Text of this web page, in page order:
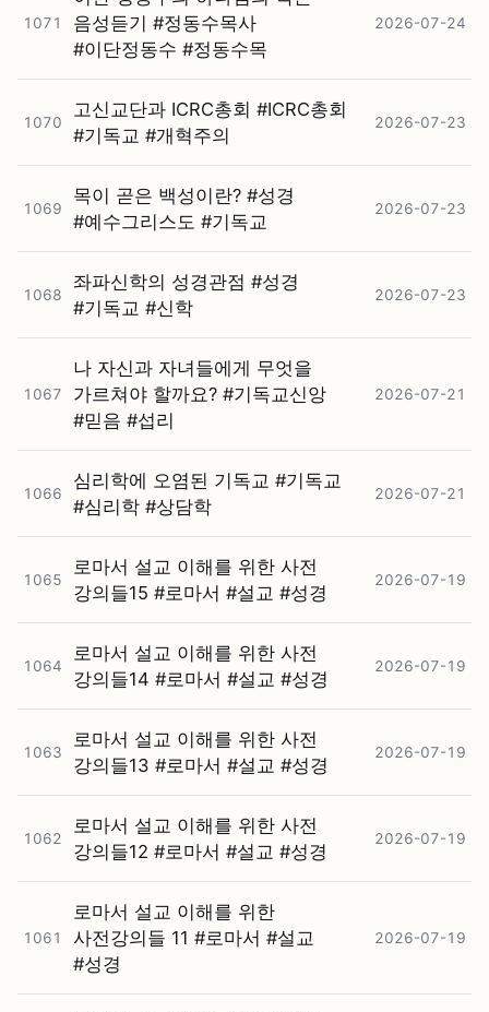
1071
음성듣기 #⁠정동수목사
#⁠이단정동수 #⁠정동수목
2026-07-24
1070
고신교단과 ICRC총회 #⁠ICRC총회
#⁠기독교 #⁠개혁주의
2026-07-23
1069
목이 곧은 백성이란? #⁠성경
#⁠예수그리스도 #⁠기독교
2026-07-23
1068
좌파신학의 성경관점 #⁠성경
#⁠기독교 #⁠신학
2026-07-23
1067
나 자신과 자녀들에게 무엇을
가르쳐야 할까요? #⁠기독교신앙
#⁠믿음 #⁠섭리
2026-07-21
1066
심리학에 오염된 기독교 #⁠기독교
#⁠심리학 #⁠상담학
2026-07-21
1065
로마서 설교 이해를 위한 사전
강의들15 #⁠로마서 #⁠설교 #⁠성경
2026-07-19
1064
로마서 설교 이해를 위한 사전
강의들14 #⁠로마서 #⁠설교 #⁠성경
2026-07-19
1063
로마서 설교 이해를 위한 사전
강의들13 #⁠로마서 #⁠설교 #⁠성경
2026-07-19
1062
로마서 설교 이해를 위한 사전
강의들12 #⁠로마서 #⁠설교 #⁠성경
2026-07-19
1061
로마서 설교 이해를 위한
사전강의들 11 #⁠로마서 #⁠설교
#⁠성경
2026-07-19